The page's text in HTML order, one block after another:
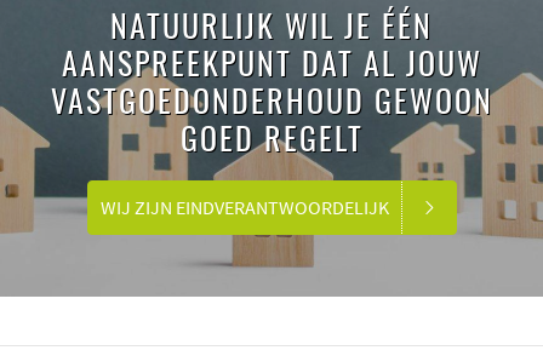
NATUURLIJK WIL JE ÉÉN
AANSPREEKPUNT DAT AL JOUW
VASTGOEDONDERHOUD GEWOON
GOED REGELT
WIJ ZIJN EINDVERANTWOORDELIJK